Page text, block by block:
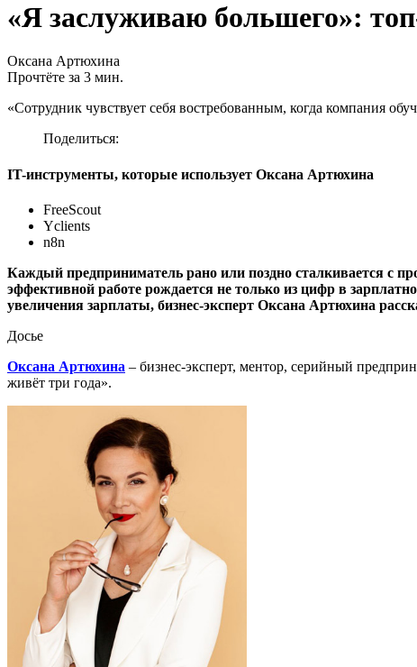
«Я заслуживаю большего»:
Оксана Артюхина
Прочтёте за 3 мин.
«Сотрудник чувствует себя востребованным, когда компания
Поделиться:
IT-инструменты, которые использует Оксана Артюхина
FreeScout
Yclients
n8n
Каждый предприниматель рано или поздно сталкивается с
эффективной работе рождается не только из цифр в
увеличения зарплаты, бизнес-эксперт Оксана Артюхина
Досье
Оксана Артюхина – бизнес-эксперт, ментор, серийный
живёт три года».